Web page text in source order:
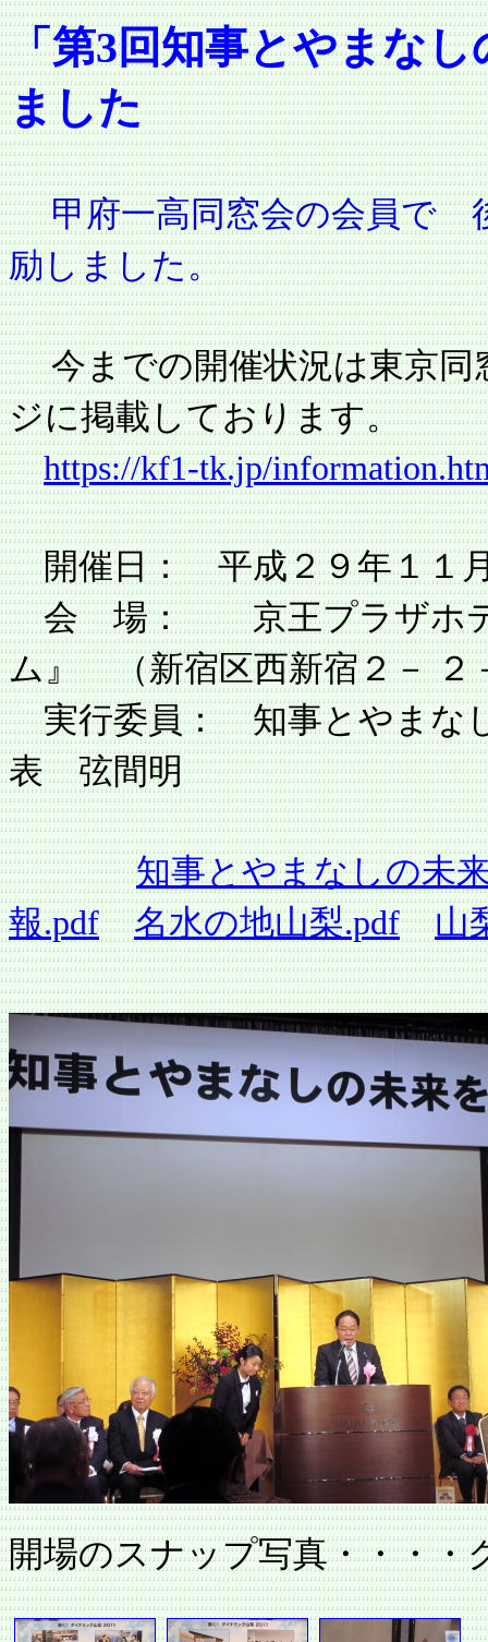
「第3回知事とやまな
ました
甲府一高同窓会の会員で
励しました。
今までの開催状況は東京
ジに掲載しております。
https://kf1-tk.jp/
開催日： 平成２９年１１
会 場： 京王プラザホテ
ム』 （新宿区西新宿２－ ２
実行委員： 知事とやまな
表 弦間明
知事とやまなしの未
報.pdf
名水の地山梨.pdf 山
開場のスナップ写真・・・